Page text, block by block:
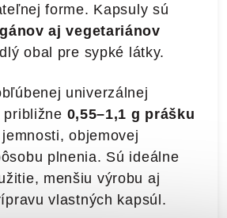
forme. Kapsuly sú
aj vegetariánov
obal pre sypké látky.
univerzálnej
približne 0,55–1,1 g prášku
objemovej
plnenia. Sú ideálne
menšiu výrobu aj
vlastných kapsúl.